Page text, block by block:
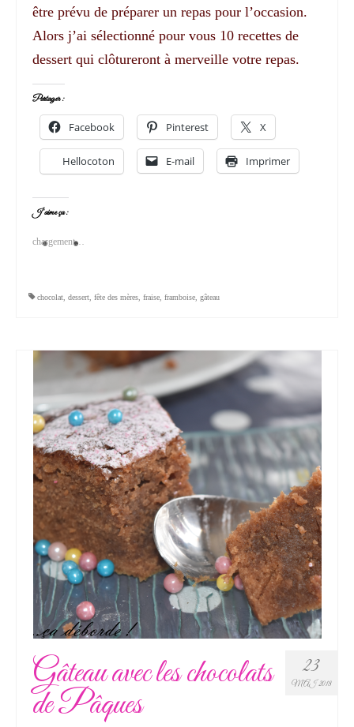
être prévu de préparer un repas pour l’occasion.
Alors j’ai sélectionné pour vous 10 recettes de
dessert qui clôtureront à merveille votre repas.
Partager :
Facebook Pinterest X
Hellocoton E-mail Imprimer
J’aime ça :
chargement…
chocolat dessert fête des mères fraise framboise gâteau
23
MAI 2018
Gâteau avec les chocolats
de Pâques